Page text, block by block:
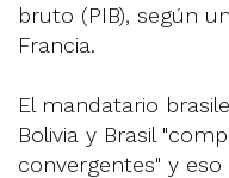
bruto (PIB), según
Francia.
El mandatario
Bolivia y Brasil
convergentes" y